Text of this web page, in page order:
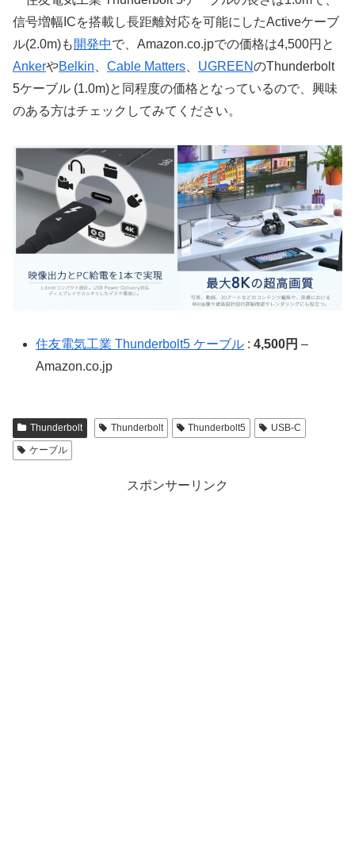
信号増幅ICを搭載し長距離対応を可能にしたActiveケーブ
ル(2.0m)も 開発中で、Amazon.co.jpでの価格は4,500円と
AnkerやBelkin、 Cable Matters、 UGREENのThunderbolt
5ケーブル (1.0m)と同程度の価格となっているので、興味
のある方はチェックしてみてください。
住友電気工業 Thunderbolt5 ケーブル :4,500円 –
Amazon.co.jp
Thunderbolt Thunderbolt Thunderbolt5
USB-C
ケーブル
スポンサーリンク